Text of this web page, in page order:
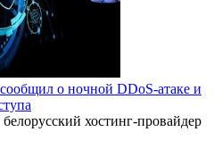
о ночной DDoS-атаке и
хостинг-провайдер